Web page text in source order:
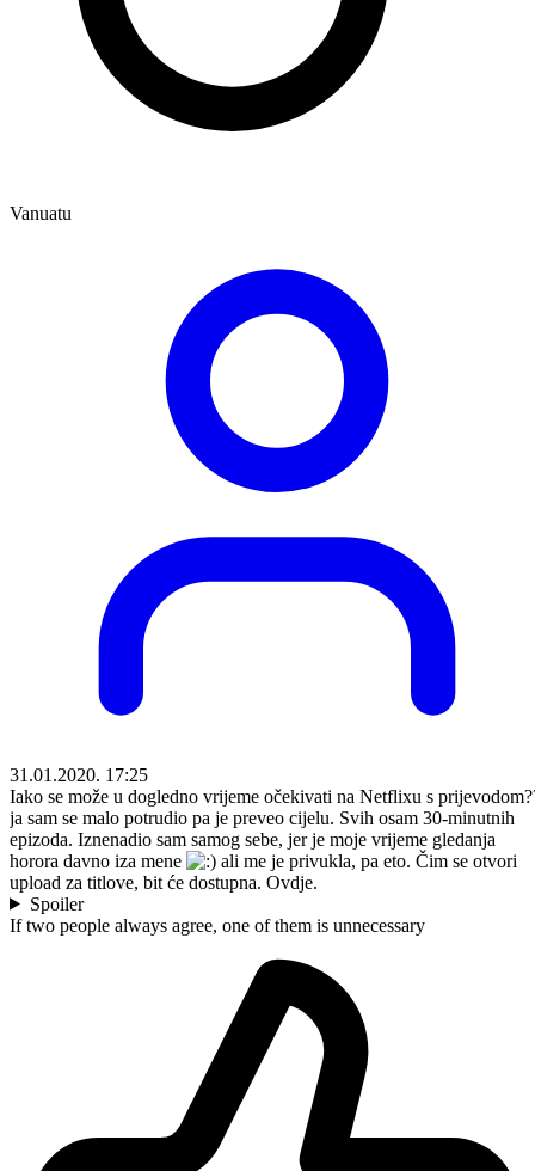
Vanuatu
31.01.2020. 17:25
Iako se može u dogledno vrijeme očekivati na Netflixu s
ja sam se malo potrudio pa je preveo cijelu. Svih osam 30-minutnih
epizoda. Iznenadio sam samog sebe, jer je moje vrijeme gledanja
horora davno iza mene
ali me je privukla, pa eto. Čim se otvori
upload za titlove, bit će dostupna. Ovdje.
Spoiler
If two people always agree, one of them is unnecessary